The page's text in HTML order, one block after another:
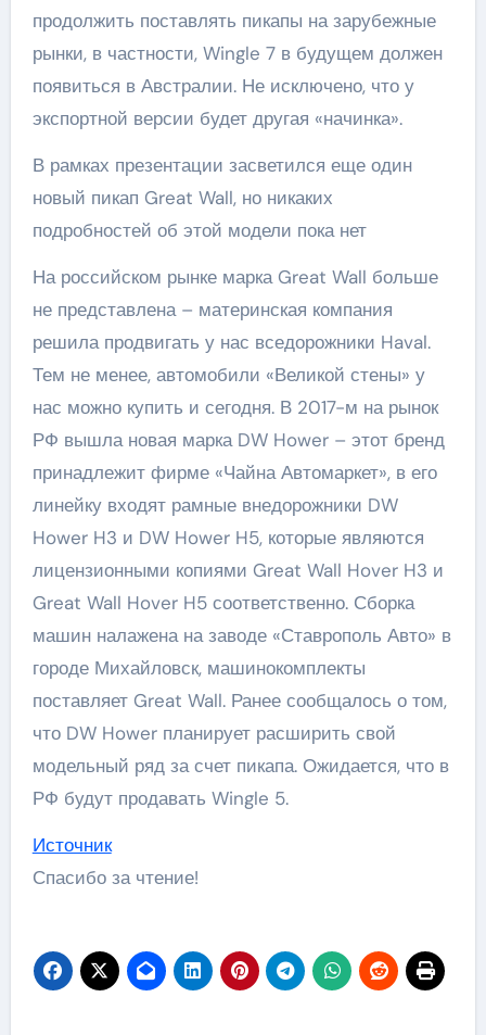
продолжить поставлять пикапы на зарубежные
рынки, в частности, Wingle 7 в будущем должен
появиться в Австралии. Не исключено, что у
экспортной версии будет другая «начинка».
В рамках презентации засветился еще один
новый пикап Great Wall, но никаких
подробностей об этой модели пока нет
На российском рынке марка Great Wall больше
не представлена – материнская компания
решила продвигать у нас вседорожники Haval.
Тем не менее, автомобили «Великой стены» у
нас можно купить и сегодня. В 2017-м на рынок
РФ вышла новая марка DW Hower – этот бренд
принадлежит фирме «Чайна Автомаркет», в его
линейку входят рамные внедорожники DW
Hower H3 и DW Hower H5, которые являются
лицензионными копиями Great Wall Hover H3 и
Great Wall Hover H5 соответственно. Сборка
машин налажена на заводе «Ставрополь Авто» в
городе Михайловск, машинокомплекты
поставляет Great Wall. Ранее сообщалось о том,
что DW Hower планирует расширить свой
модельный ряд за счет пикапа. Ожидается, что в
РФ будут продавать Wingle 5.
Источник
Спасибо за чтение!